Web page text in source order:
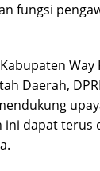
fungsi
Daerah,
ini dapat